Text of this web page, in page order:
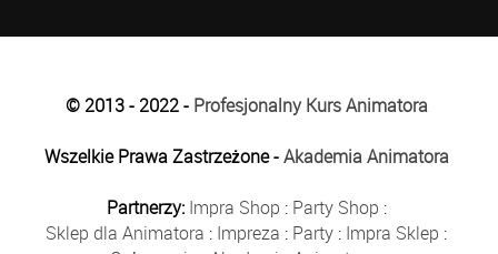
© 2013 - 2022 - Profesjonalny Kurs Animatora
Wszelkie Prawa Zastrzeżone -Akademia Animatora
Partnerzy: Impra Shop : Party Shop :
Sklep dla Animatora : Impreza : Party : Impra Sklep :